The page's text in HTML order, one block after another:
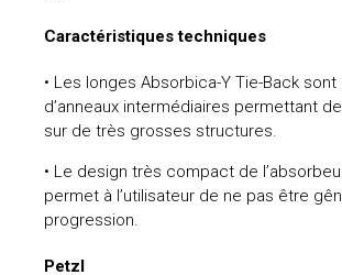
Caractéristiques techniques
• Les longes Absorbica-Y Tie-Back
d’anneaux intermédiaires permettant
sur de très grosses structures.
• Le design très compact de
permet à l’utilisateur de ne pas être
progression.
Petzl